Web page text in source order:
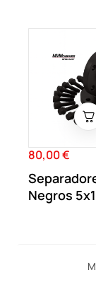
Precio
80,00 €
Negros